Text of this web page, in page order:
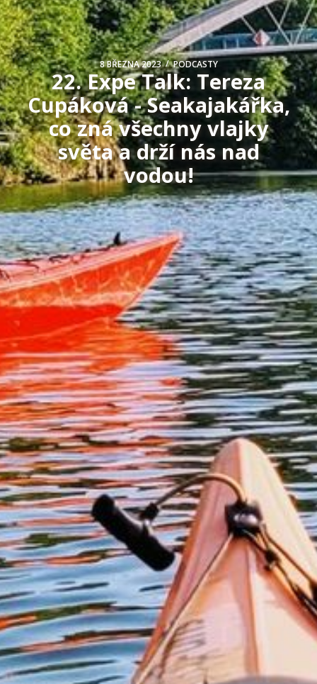
8 BŘEZNA 2023 / PODCASTY
22. Expe Talk: Tereza
Cupáková - Seakajakářka,
co zná všechny vlajky
světa a drží nás nad
vodou!